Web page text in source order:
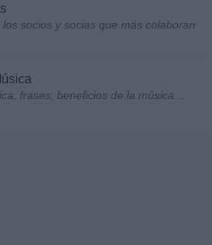
los socios y socias que más colaboran
frases, beneficios de la música...